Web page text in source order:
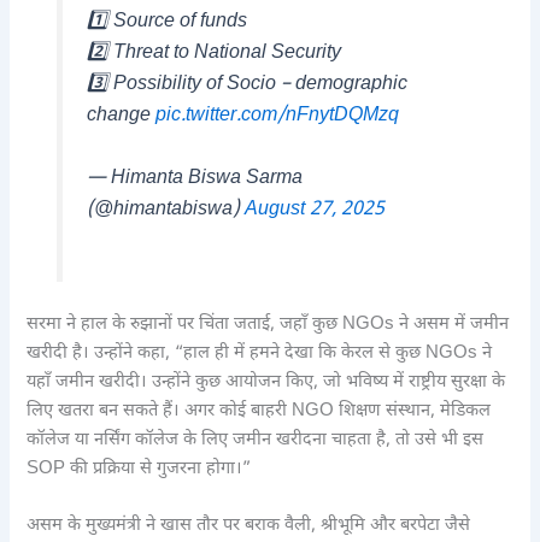
1️⃣ Source of funds
2️⃣ Threat to National Security
3️⃣ Possibility of Socio – demographic
changepic.twitter.com/nFnytDQMzq
— Himanta Biswa Sarma
(@himantabiswa)August 27, 2025
सरमा ने हाल के रुझानों पर चिंता जताई, जहाँ कुछ NGOs ने असम में जमीन
खरीदी है। उन्होंने कहा, “हाल ही में हमने देखा कि केरल से कुछ NGOs ने
यहाँ जमीन खरीदी। उन्होंने कुछ आयोजन किए, जो भविष्य में राष्ट्रीय सुरक्षा के
लिए खतरा बन सकते हैं। अगर कोई बाहरी NGO शिक्षण संस्थान, मेडिकल
कॉलेज या नर्सिंग कॉलेज के लिए जमीन खरीदना चाहता है, तो उसे भी इस
SOP की प्रक्रिया से गुजरना होगा।”
असम के मुख्यमंत्री ने खास तौर पर बराक वैली, श्रीभूमि और बरपेटा जैसे